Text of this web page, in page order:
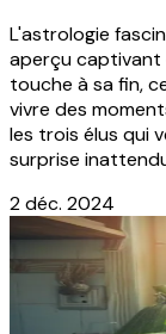
L'astrologie
aperçu captivant
touche à sa fin,
vivre des
les trois élus qui
surprise
2 déc. 2024